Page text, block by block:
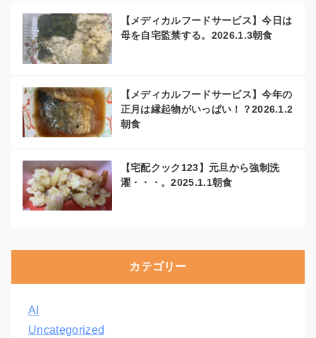
【メディカルフードサービス】今日は
母を自宅監禁する。2026.1.3朝食
【メディカルフードサービス】今年の
正月は縁起物がいっぱい！？2026.1.2
朝食
【宅配クック123】元旦から強制洗
濯・・・。2025.1.1朝食
カテゴリー
AI
Uncategorized